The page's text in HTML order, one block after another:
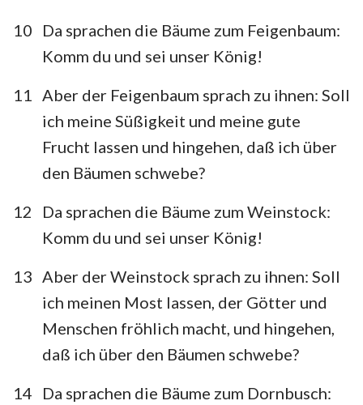
10
Da sprachen die Bäume zum Feigenbaum:
Komm du und sei unser König!
11
Aber der Feigenbaum sprach zu ihnen: Soll
ich meine Süßigkeit und meine gute
Frucht lassen und hingehen, daß ich über
den Bäumen schwebe?
12
Da sprachen die Bäume zum Weinstock:
Komm du und sei unser König!
13 Aber der Weinstock sprach zu ihnen: Soll
ich meinen Most lassen, der Götter und
Menschen fröhlich macht, und hingehen,
daß ich über den Bäumen schwebe?
14
Da sprachen die Bäume zum Dornbusch: